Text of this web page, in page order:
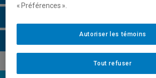
« Préférences ».
Tout refuser
Autoriser les témoins